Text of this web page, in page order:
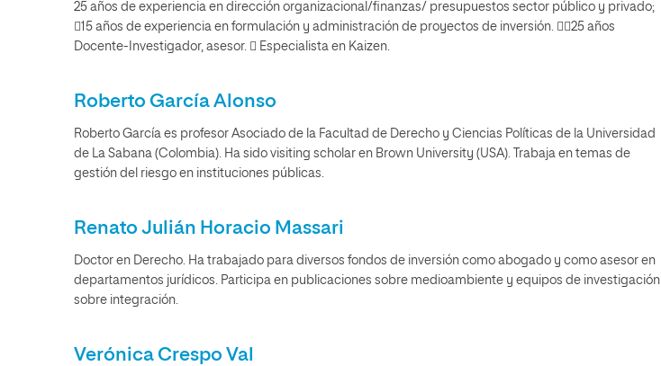
25 años de experiencia en dirección organizacional/finanzas/ presupuestos sector público y privado;
15 años de experiencia en formulación y administración de proyectos de inversión. 25 años
Docente-Investigador, asesor.  Especialista en Kaizen.
Roberto García Alonso
Roberto García es profesor Asociado de la Facultad de Derecho y Ciencias Políticas de la Universidad
de La Sabana (Colombia). Ha sido visiting scholar en Brown University (USA). Trabaja en temas de
gestión del riesgo en instituciones públicas.
Renato Julián Horacio Massari
Doctor en Derecho. Ha trabajado para diversos fondos de inversión como abogado y como asesor en
departamentos jurídicos. Participa en publicaciones sobre medioambiente y equipos de investigación
sobre integración.
Verónica Crespo Val